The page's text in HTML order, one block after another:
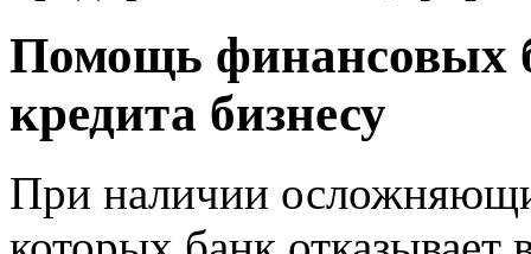
Помощь финансовых
кредита бизнесу
При наличии